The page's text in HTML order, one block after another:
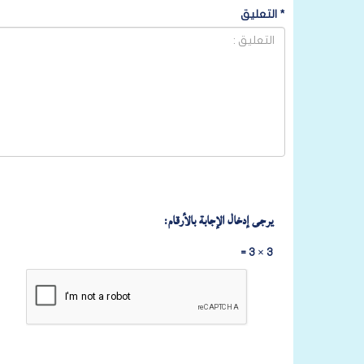
* التعليق
يرجى إدخال الإجابة بالأرقام:
3 × 3 =